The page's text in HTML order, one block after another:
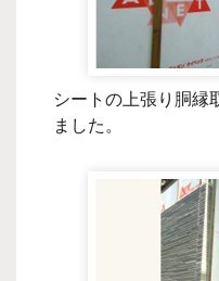
シートの上張り胴縁
ました。